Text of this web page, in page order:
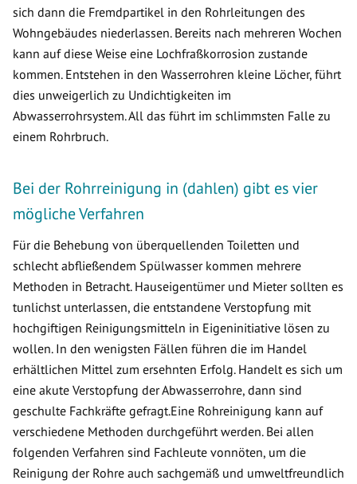
sich dann die Fremdpartikel in den Rohrleitungen des
Wohngebäudes niederlassen. Bereits nach mehreren Wochen
kann auf diese Weise eine Lochfraßkorrosion zustande
kommen. Entstehen in den Wasserrohren kleine Löcher, führt
dies unweigerlich zu Undichtigkeiten im
Abwasserrohrsystem. All das führt im schlimmsten Falle zu
einem Rohrbruch.
Bei der Rohrreinigung in (dahlen) gibt es vier
mögliche Verfahren
Für die Behebung von überquellenden Toiletten und
schlecht abfließendem Spülwasser kommen mehrere
Methoden in Betracht. Hauseigentümer und Mieter sollten es
tunlichst unterlassen, die entstandene Verstopfung mit
hochgiftigen Reinigungsmitteln in Eigeninitiative lösen zu
wollen. In den wenigsten Fällen führen die im Handel
erhältlichen Mittel zum ersehnten Erfolg. Handelt es sich um
eine akute Verstopfung der Abwasserrohre, dann sind
geschulte Fachkräfte gefragt.Eine Rohreinigung kann auf
verschiedene Methoden durchgeführt werden. Bei allen
folgenden Verfahren sind Fachleute vonnöten, um die
Reinigung der Rohre auch sachgemäß und umweltfreundlich